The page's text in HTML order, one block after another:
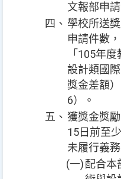
文報部申
四、 學校所送
申請件數
「105年
設計類國
獎金差額
6）。
五、 獲獎金獎
15日前至
未履行義
(一)配合本